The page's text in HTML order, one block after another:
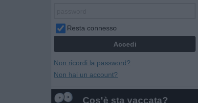
Resta connesso
Non ricordi la password?
Non hai un account?
Cos'è sta vaccata?